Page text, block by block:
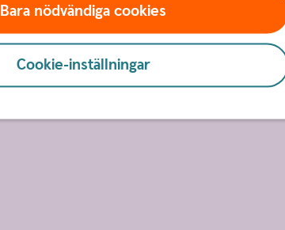
Tips!
Bara nödvändiga cookies
Cookie-inställningar